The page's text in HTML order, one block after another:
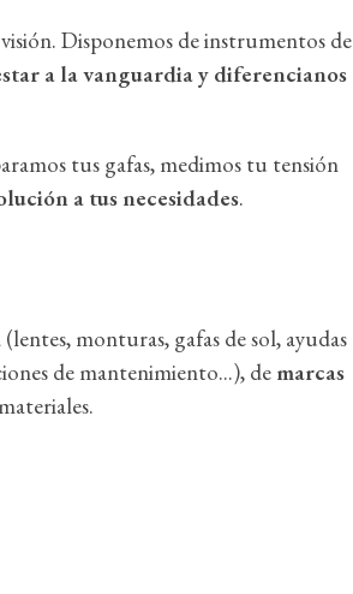
Disponemos de instrumentos de
a la vanguardia y diferencianos
tus gafas, medimos tu tensión
a tus necesidades.
monturas, gafas de sol, ayudas
de mantenimiento...), de marcas